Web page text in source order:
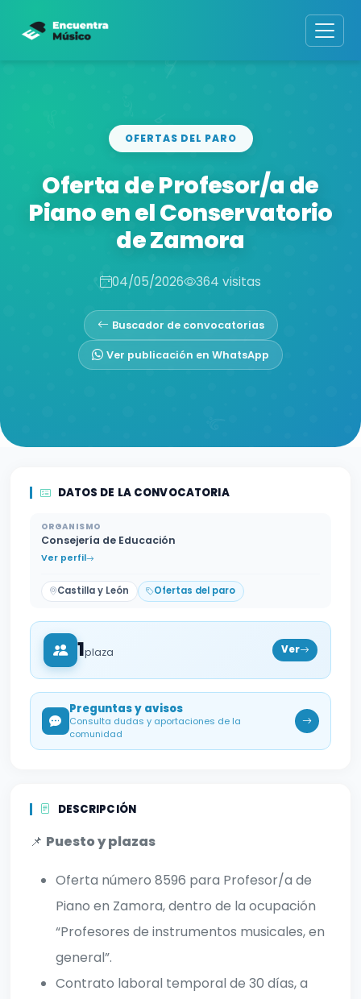
OFERTAS DEL PARO
Oferta de Profesor/a de
Piano en el Conservatorio
de Zamora
04/05/2026 364 visitas
Buscador de convocatorias
Ver publicación en WhatsApp
DATOS DE LA CONVOCATORIA
ORGANISMO
Consejería de Educación
Ver perfil
Castilla y León Ofertas del paro
1plaza Ver
Preguntas y avisos
Consulta dudas y aportaciones de la
comunidad
DESCRIPCIÓN
📌 Puesto y plazas
Oferta número 8596 para Profesor/a de
Piano en Zamora, dentro de la ocupación
“Profesores de instrumentos musicales, en
general”.
Contrato laboral temporal de 30 días, a